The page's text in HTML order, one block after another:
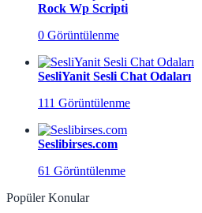
Rock Wp Scripti
0 Görüntülenme
SesliYanit Sesli Chat Odaları
111 Görüntülenme
Seslibirses.com
61 Görüntülenme
Popüler Konular